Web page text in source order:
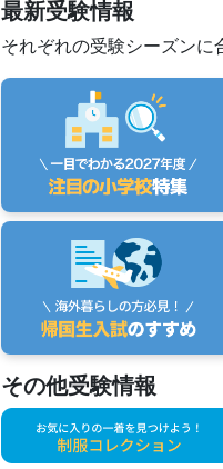
最新受験情報
それぞれの受験シーズンに
その他受験情報